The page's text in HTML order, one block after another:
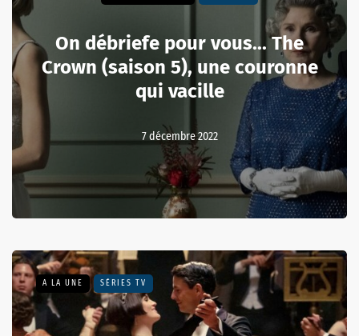
On débriefe pour vous... The
Crown (saison 5), une couronne
qui vacille
7 décembre 2022
A LA UNE SÉRIES TV